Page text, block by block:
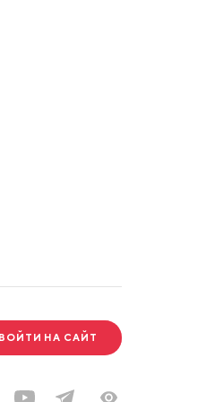
ВОЙТИ НА САЙТ